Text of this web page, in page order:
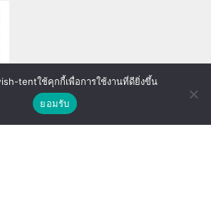
tentใช้คุกกี้เพื่อการใช้งานที่ดียิ่งขึ้น
ยอมรับ
ติดต่อเรา